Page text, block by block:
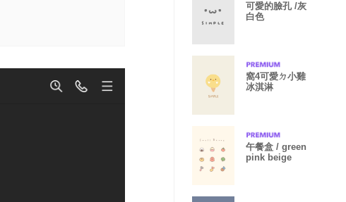
可愛的臉孔 /灰
白色
窩4可愛ㄉ小雞
冰淇淋
午餐盒 / green
pink beige